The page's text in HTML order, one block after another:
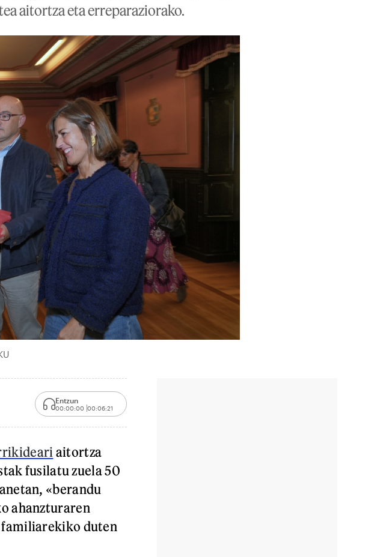
aitortza eta erreparaziorako.
Entzun
00:00:00 00:06:21
aitortza
fusilatu zuela 50
«berandu
ahanzturaren
familiarekiko duten